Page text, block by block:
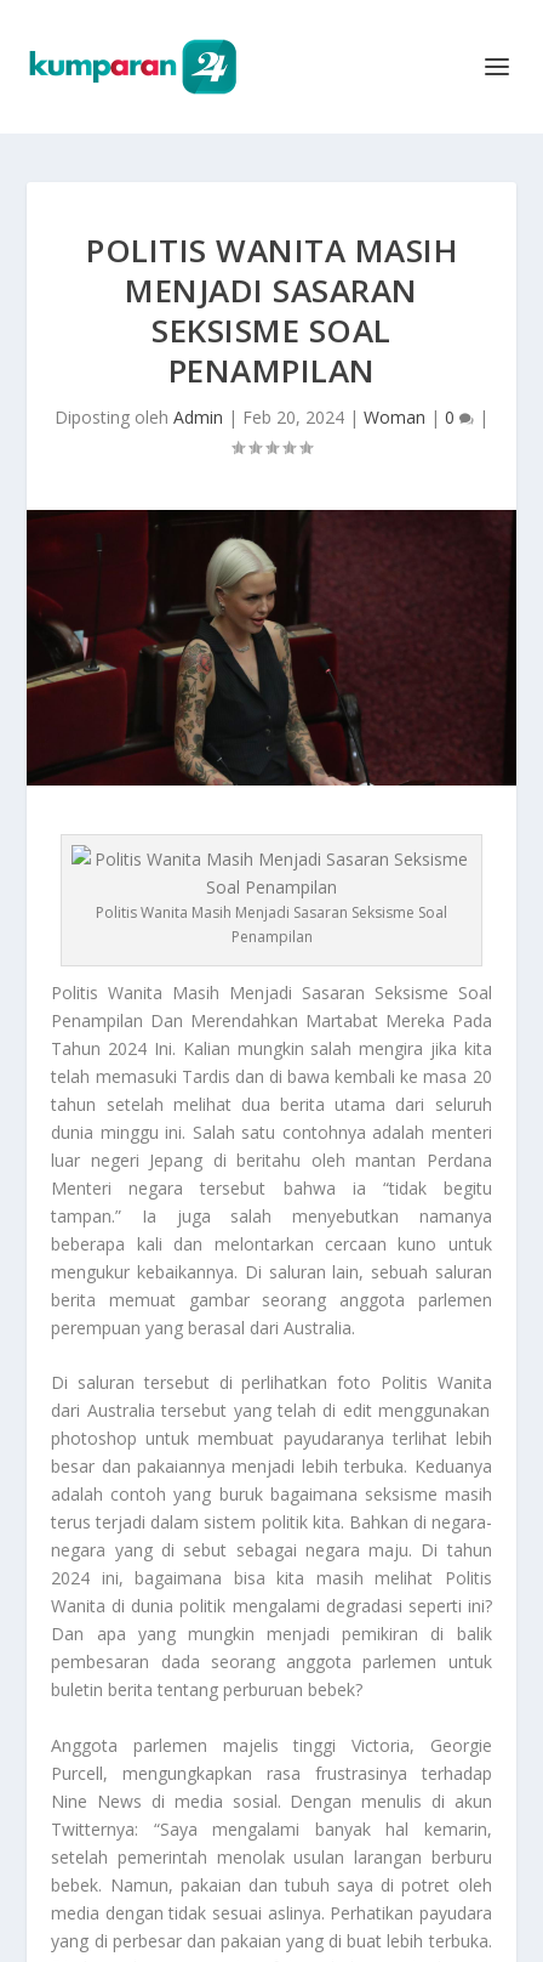
POLITIS WANITA MASIH
MENJADI SASARAN
SEKSISME SOAL
PENAMPILAN
Diposting oleh Admin | Feb 20, 2024 | Woman | 0 |
Politis Wanita Masih Menjadi Sasaran Seksisme Soal
Penampilan
Politis Wanita Masih Menjadi Sasaran Seksisme Soal
Penampilan Dan Merendahkan Martabat Mereka Pada
Tahun 2024 Ini. Kalian mungkin salah mengira jika kita
telah memasuki Tardis dan di bawa kembali ke masa 20
tahun setelah melihat dua berita utama dari seluruh
dunia minggu ini. Salah satu contohnya adalah menteri
luar negeri Jepang di beritahu oleh mantan Perdana
Menteri negara tersebut bahwa ia “tidak begitu
tampan.” Ia juga salah menyebutkan namanya
beberapa kali dan melontarkan cercaan kuno untuk
mengukur kebaikannya. Di saluran lain, sebuah saluran
berita memuat gambar seorang anggota parlemen
perempuan yang berasal dari Australia.
Di saluran tersebut di perlihatkan foto Politis Wanita
dari Australia tersebut yang telah di edit menggunakan
photoshop untuk membuat payudaranya terlihat lebih
besar dan pakaiannya menjadi lebih terbuka. Keduanya
adalah contoh yang buruk bagaimana seksisme masih
terus terjadi dalam sistem politik kita. Bahkan di negara-
negara yang di sebut sebagai negara maju. Di tahun
2024 ini, bagaimana bisa kita masih melihat
Politis
Wanita di dunia politik mengalami degradasi seperti ini?
Dan apa yang mungkin menjadi pemikiran di balik
pembesaran dada seorang anggota parlemen untuk
buletin berita tentang perburuan bebek?
Anggota parlemen majelis tinggi Victoria, Georgie
Purcell, mengungkapkan rasa frustrasinya terhadap
Nine News di media sosial. Dengan menulis di akun
Twitternya: “Saya mengalami banyak hal kemarin,
setelah pemerintah menolak usulan larangan berburu
bebek. Namun, pakaian dan tubuh saya di potret oleh
media dengan tidak sesuai aslinya. Perhatikan payudara
yang di perbesar dan pakaian yang di buat lebih terbuka.